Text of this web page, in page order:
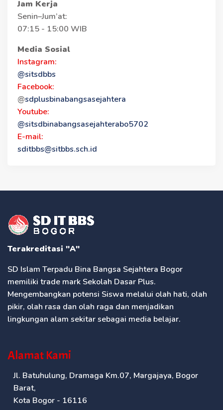
Jam Kerja
Senin–Jum’at:
07:15 - 15:00 WIB
Media Sosial
Instagram:
@sitsdbbs
Facebook:
@sdplusbinabangsasejahtera
Youtube:
@sitsdbinabangsasejahterabo5702
E-mail:
sditbbs@sitbbs.sch.id
Terakreditasi "A"
SD Islam Terpadu Bina Bangsa Sejahtera Bogor
memiliki trade mark Sekolah Dasar Plus.
Mengembangkan potensi Siswa melalui olah hati, olah
pikir, olah rasa dan olah raga dan menjadikan
lingkungan alam sekitar sebagai media belajar.
Alamat Kami
Jl. Batuhulung, Dramaga Km.07, Margajaya, Bogor
Barat,
Kota Bogor - 16116